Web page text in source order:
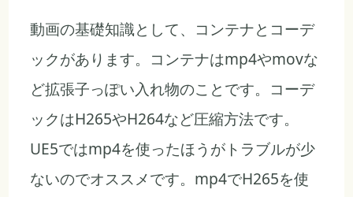
動画の基礎知識として、コンテナとコーデ
ックがあります。コンテナはmp4やmovな
ど拡張子っぽい入れ物のことです。コーデ
ックはH265やH264など圧縮方法です。
UE5ではmp4を使ったほうがトラブルが少
ないのでオススメです。mp4でH265を使